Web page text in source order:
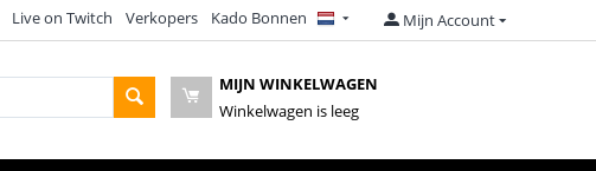
Mijn Account
Live on Twitch Verkopers Kado Bonnen
MIJN WINKELWAGEN
Winkelwagen is leeg